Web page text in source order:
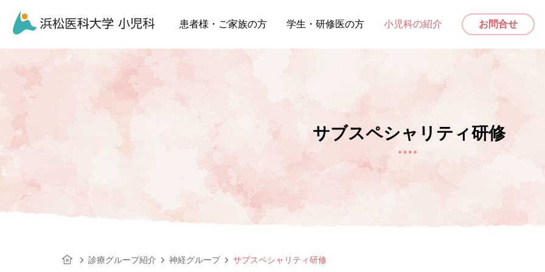
患者様・ご家族の方 学生・研修医の方 小児科の紹介 お問合せ
サブスペシャリティ研修
診療グループ紹介 神経グループ サブスペシャリティ研修